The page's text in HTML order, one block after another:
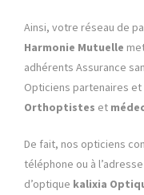
Ainsi, votre réseau de
Harmonie Mutuelle
adhérents Assurance
Opticiens partenaires
Orthoptistes et
De fait, nos opticiens
téléphone ou à
d’optique kalixia